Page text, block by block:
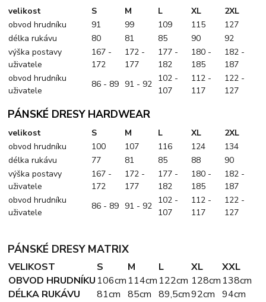
velikost S M L XL
2XL
obvod hrudníku
91 99 109 115
127
délka rukávu
80 81 85 90
92
výška postavy
uživatele
167 -
172
172 -
177
177 -
182
180 -
185
182 -
187
obvod hrudníku
uživatele
86 - 89 91 - 92
102 -
107
112 -
117
122 -
127
PÁNSKÉ DRESY HARDWEAR
velikost S M L XL
2XL
obvod hrudníku
100 107 116 124
134
délka rukávu
77 81 85 88
90
výška postavy
uživatele
167 -
172
172 -
177
177 -
182
180 -
185
182 -
187
obvod hrudníku
uživatele
86 - 89 91 - 92
102 -
107
112 -
117
122 -
127
PÁNSKÉ DRESY MATRIX
VELIKOST S M L XL
XXL
OBVOD HRUDNÍKU 106cm 114cm 122cm 128cm 138cm
DÉLKA RUKÁVU
81cm 85cm 89,5cm92cm 94cm